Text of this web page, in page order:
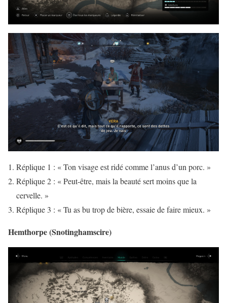
Réplique 1 : « Ton visage est ridé comme l’anus d’un porc. »
Réplique 2 : « Peut-être, mais la beauté sert moins que la
cervelle. »
Réplique 3 : « Tu as bu trop de bière, essaie de faire mieux. »
Hemthorpe (Snotinghamscire)